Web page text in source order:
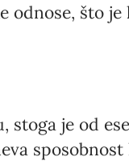
odnose, što
stoga je od